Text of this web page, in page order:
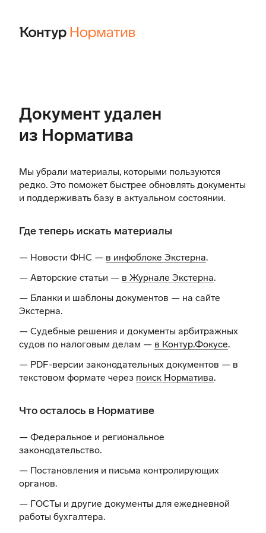
Документ удален
из Норматива
Мы убрали материалы, которыми пользуются
редко. Это поможет быстрее обновлять документы
и поддерживать базу в актуальном состоянии.
Где теперь искать материалы
— Новости ФНС — в инфоблоке Экстерна.
— Авторские статьи — в Журнале Экстерна.
— Бланки и шаблоны документов — на сайте
Экстерна.
— Судебные решения и документы арбитражных
судов по налоговым делам — в Контур.Фокусе.
— PDF-версии законодательных документов — в
текстовом формате через поиск Норматива.
Что осталось в Нормативе
— Федеральное и региональное
законодательство.
— Постановления и письма контролирующих
органов.
— ГОСТы и другие документы для ежедневной
работы бухгалтера.